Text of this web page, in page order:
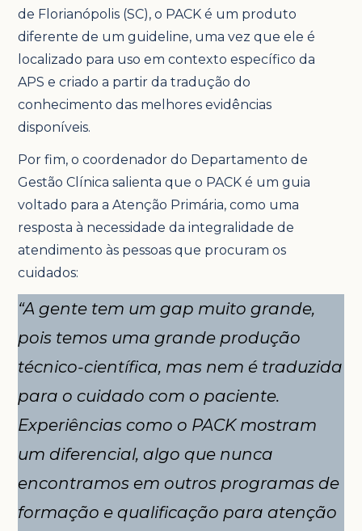
de Florianópolis (SC), o PACK é um produto
diferente de um guideline, uma vez que ele é
localizado para uso em contexto específico da
APS e criado a partir da tradução do
conhecimento das melhores evidências
disponíveis.
Por fim, o coordenador do Departamento de
Gestão Clínica salienta que o PACK é um guia
voltado para a Atenção Primária, como uma
resposta à necessidade da integralidade de
atendimento às pessoas que procuram os
cuidados:
“A gente tem um gap muito grande,
pois temos uma grande produção
técnico-científica, mas nem é traduzida
para o cuidado com o paciente.
Experiências como o PACK mostram
um diferencial, algo que nunca
encontramos em outros programas de
formação e qualificação para atenção